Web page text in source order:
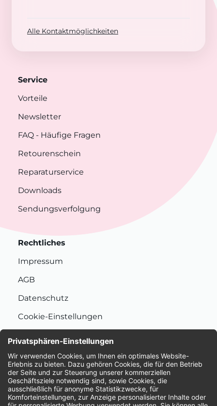
Alle Kontaktmöglichkeiten
Service
Vorteile
Newsletter
FAQ - Häufige Fragen
Retourenschein
Reparaturservice
Downloads
Sendungsverfolgung
Rechtliches
Impressum
AGB
Datenschutz
Cookie-Einstellungen
Bewertungen